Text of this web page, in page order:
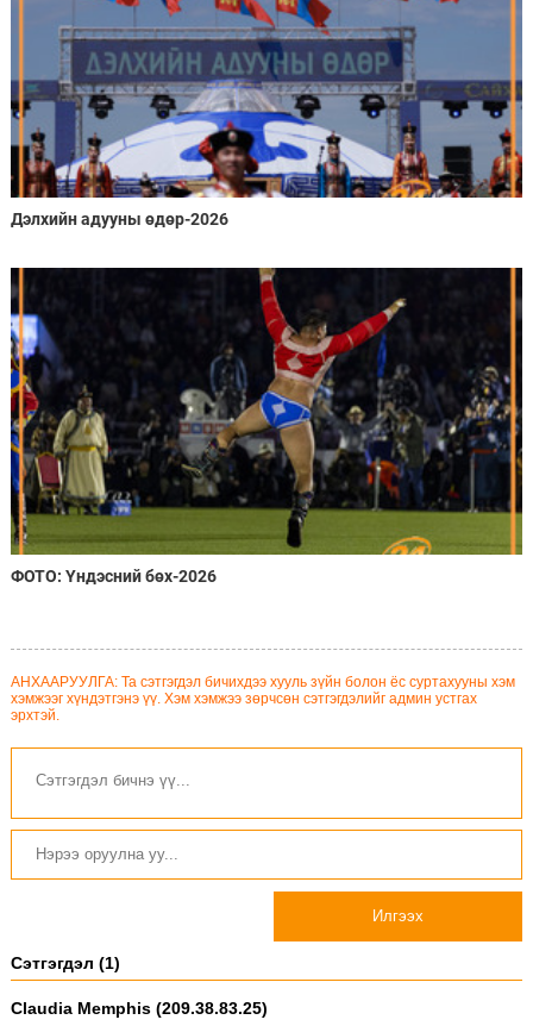
Дэлхийн адууны өдөр-2026
ФОТО: Үндэсний бөх-2026
АНХААРУУЛГА: Та сэтгэгдэл бичихдээ хууль зүйн болон ёс суртахууны хэм
хэмжээг хүндэтгэнэ үү. Хэм хэмжээ зөрчсөн сэтгэгдэлийг админ устгах
эрхтэй.
Илгээх
Сэтгэгдэл (1)
Claudia Memphis (209.38.83.25)